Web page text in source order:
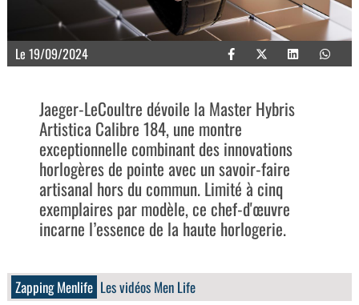
Le 19/09/2024
Jaeger-LeCoultre dévoile la Master Hybris
Artistica Calibre 184, une montre
exceptionnelle combinant des innovations
horlogères de pointe avec un savoir-faire
artisanal hors du commun. Limité à cinq
exemplaires par modèle, ce chef-d'œuvre
incarne l’essence de la haute horlogerie.
Zapping Menlife Les vidéos Men Life